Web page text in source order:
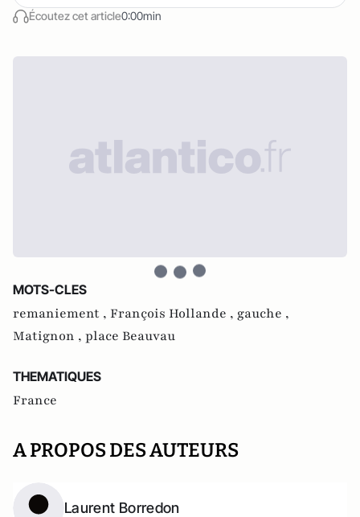
Écoutez cet article0:00min
MOTS-CLES
remaniement , François Hollande , gauche ,
Matignon , place Beauvau
THEMATIQUES
France
A PROPOS DES AUTEURS
Laurent Borredon